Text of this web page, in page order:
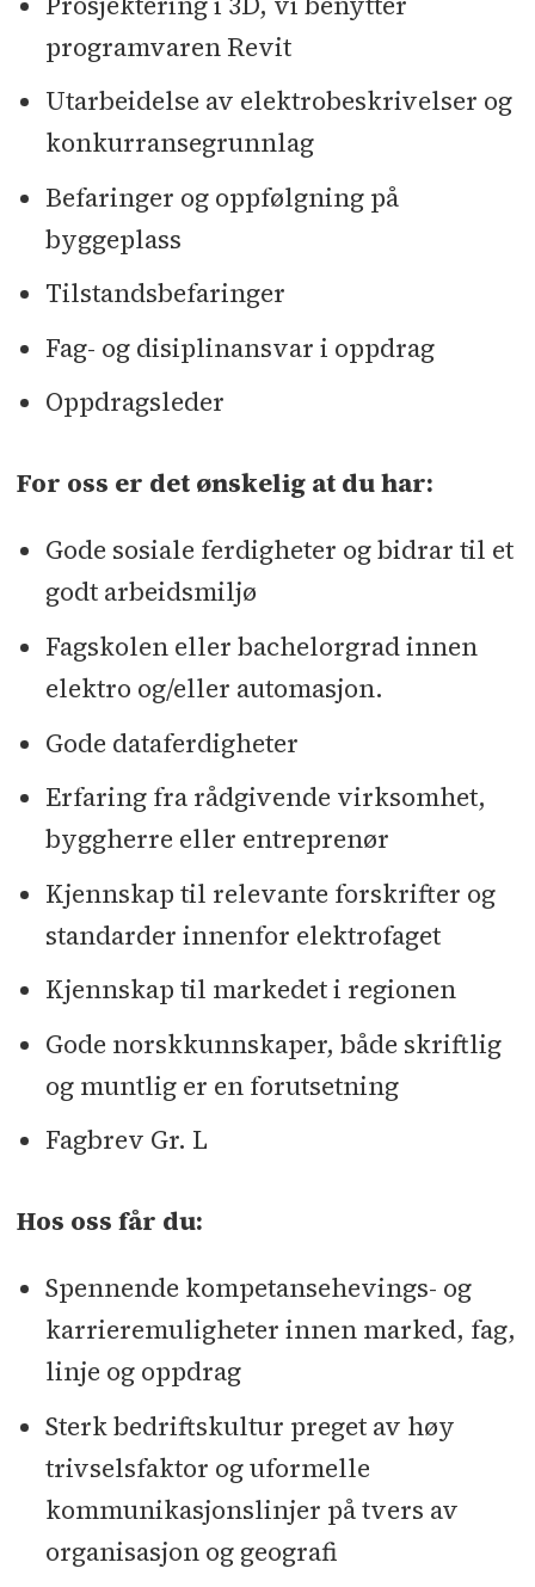
programvaren Revit
Utarbeidelse av elektrobeskrivelser og
konkurransegrunnlag
Befaringer og oppfølgning på
byggeplass
Tilstandsbefaringer
Fag- og disiplinansvar i oppdrag
Oppdragsleder
For oss er det ønskelig at du har:
Gode sosiale ferdigheter og bidrar til et
godt arbeidsmiljø
Fagskolen eller bachelorgrad innen
elektro og/eller automasjon.
Gode dataferdigheter
Erfaring fra rådgivende virksomhet,
byggherre eller entreprenør
Kjennskap til relevante forskrifter og
standarder innenfor elektrofaget
Kjennskap til markedet i regionen
Gode norskkunnskaper, både skriftlig
og muntlig er en forutsetning
Fagbrev Gr. L
Hos oss får du:
Spennende kompetansehevings- og
karrieremuligheter innen marked, fag,
linje og oppdrag
Sterk bedriftskultur preget av høy
trivselsfaktor og uformelle
kommunikasjonslinjer på tvers av
organisasjon og geografi